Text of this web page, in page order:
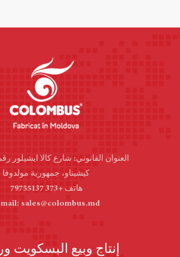
كيشيناو، جمهورية مولدوفا
هاتف +373 79755137
sales@colombus.md
إنتاج وبيع البسكويت